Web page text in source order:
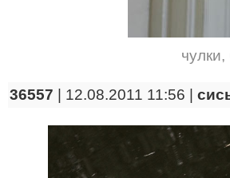
чулки,
36557 | 12.08.2011 11:56 |